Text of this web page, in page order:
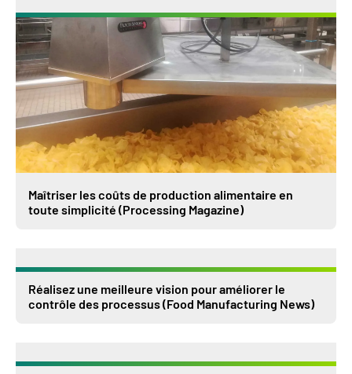
Maîtriser les coûts de production alimentaire en
toute simplicité (Processing Magazine)
Réalisez une meilleure vision pour améliorer le
contrôle des processus (Food Manufacturing News)